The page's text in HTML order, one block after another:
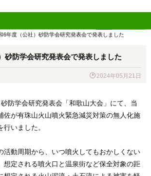
6年度（公社）砂防学会研究発表会で発表しました
砂防学会研究発表会で発表しました
 2024年05月21日
防学会研究発表会「和歌山大会」にて、当
佐が有珠山火山噴火緊急減災対策の無人化施
行いました。
活動周期から、いつ噴火してもおかしくない
想定される噴火口と温泉街など保全対象の距